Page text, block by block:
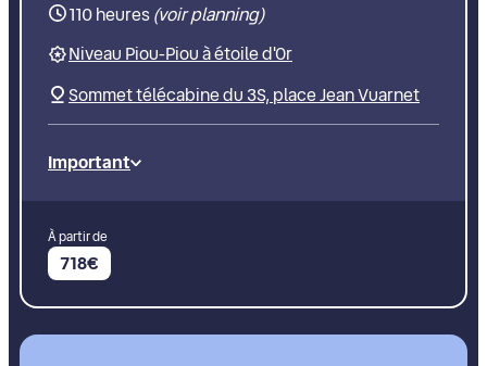
110 heures(voir planning)
Niveau Piou-Piou à étoile d'Or
Sommet télécabine du 3S, place Jean Vuarnet
Important
À partir de
718€